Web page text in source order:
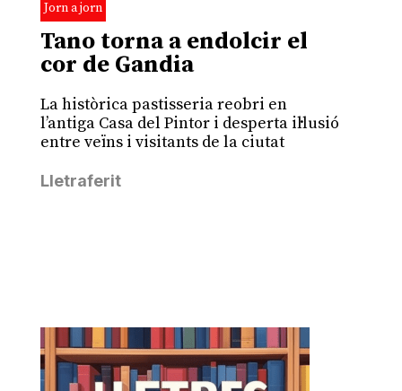
Jorn a jorn
Tano torna a endolcir el
cor de Gandia
La històrica pastisseria reobri en
l’antiga Casa del Pintor i desperta il·lusió
entre veïns i visitants de la ciutat
Lletraferit